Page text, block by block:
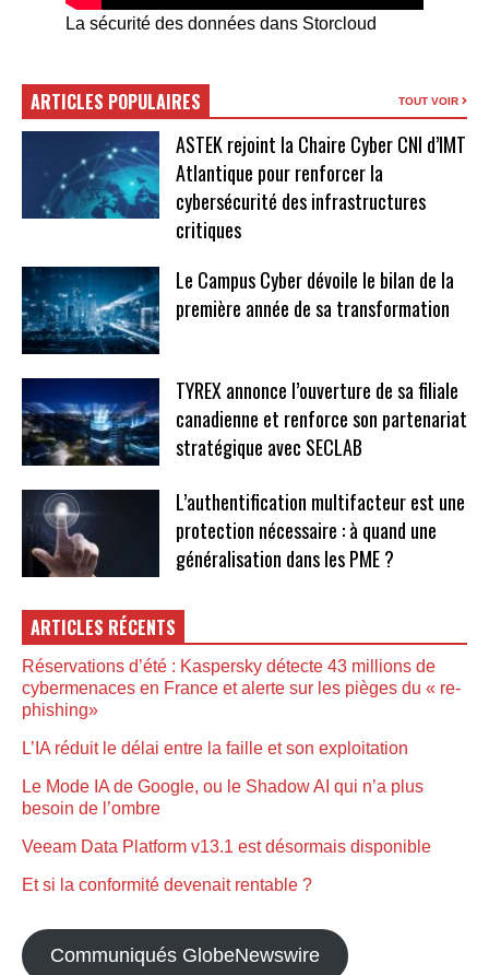
La sécurité des données dans Storcloud
ARTICLES POPULAIRES TOUT VOIR
ASTEK rejoint la Chaire Cyber CNI d’IMT
Atlantique pour renforcer la
cybersécurité des infrastructures
critiques
Le Campus Cyber dévoile le bilan de la
première année de sa transformation
TYREX annonce l’ouverture de sa filiale
canadienne et renforce son partenariat
stratégique avec SECLAB
L’authentification multifacteur est une
protection nécessaire : à quand une
généralisation dans les PME ?
ARTICLES RÉCENTS
Réservations d’été : Kaspersky détecte 43 millions de
cybermenaces en France et alerte sur les pièges du « re-
phishing»
L’IA réduit le délai entre la faille et son exploitation
Le Mode IA de Google, ou le Shadow AI qui n’a plus
besoin de l’ombre
Veeam Data Platform v13.1 est désormais disponible
Et si la conformité devenait rentable ?
Communiqués GlobeNewswire